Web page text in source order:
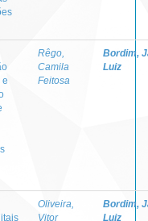
e
Rêgo,
Camila
Feitosa
Bordim,
Luiz
Oliveira,
Vitor
Bordim,
Luiz